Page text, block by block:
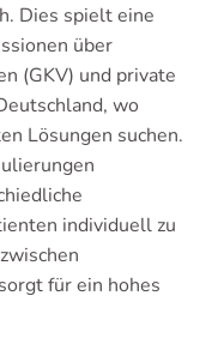
Dies spielt eine
über
(GKV) und private
wo
Lösungen suchen.
individuell zu
für ein hohes